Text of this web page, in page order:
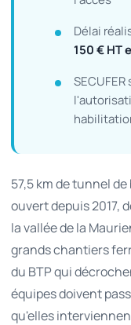
Délai
150 € HT
57,5 km de tunnel
ouvert depuis 2017,
la vallée de la
grands chantiers
du BTP qui
équipes doivent
qu'elles